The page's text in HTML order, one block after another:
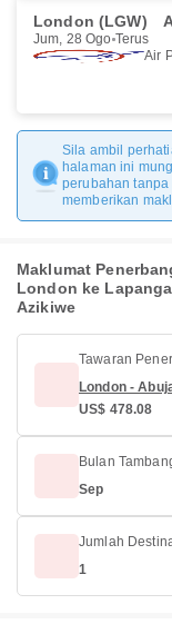
London (LGW)
Jum, 28 Ogo Terus
Air
Sila ambil
halaman ini
perubahan
memberikan
Maklumat
London ke
Azikiwe
Tawaran
London -
US$ 478.08
Bulan
Sep
Jumlah
1